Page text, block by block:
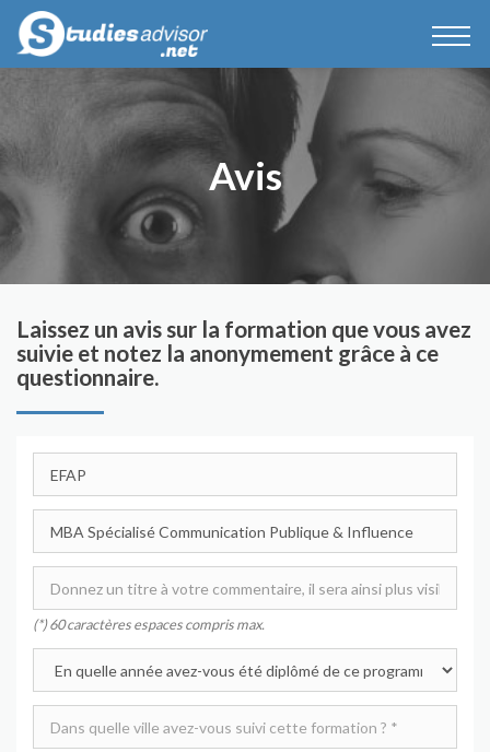
Avis
Laissez un avis sur la formation que vous avez
suivie et notez la anonymement grâce à ce
questionnaire.
(*) 60 caractères espaces compris max.